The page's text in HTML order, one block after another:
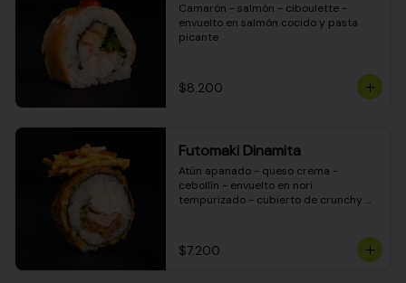
Camarón - salmón - ciboulette -
envuelto en salmón cocido y pasta
picante
$8.200
Futomaki Dinamita
Atún apanado - queso crema -
cebollín - envuelto en nori
tempurizado - cubierto de crunchy
$7.200